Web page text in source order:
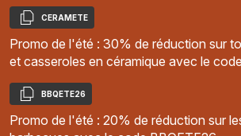
Copier
CERAMETE
Promo de l'été : 30% de réduction sur
et casseroles en céramique avec le
Copier
BBQETE26
Promo de l'été : 20% de réduction sur